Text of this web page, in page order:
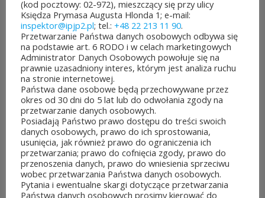
województwa mazowieckiego
po...
CZYTAJ DALEJ
JUBILEUSZOWE XXV MISTRZOSTWA POLSKI
DUCHOWIEŃSTWA W SZACHACH
KLASYCZNYCH.
10 lipca&7b19p;2026
W dniach 6–10 lipca 2026 r. w
(kod pocztowy: 02-972), mieszczący się przy ulicy
Księdza Prymasa Augusta Hlonda 1; e-mail:
inspektor@ipjp2.pl; tel.: +48 22 213 11 90.
Przetwarzanie Państwa danych osobowych odbywa się
na podstawie art. 6 RODO i w celach marketingowych
Administrator Danych Osobowych powołuje się na
prawnie uzasadniony interes, którym jest analiza ruchu
na stronie internetowej.
Państwa dane osobowe będą przechowywane przez
okres od 30 dni do 5 lat lub do odwołania zgody na
przetwarzanie danych osobowych.
Posiadają Państwo prawo dostępu do treści swoich
danych osobowych, prawo do ich sprostowania,
usunięcia, jak również prawo do ograniczenia ich
przetwarzania; prawo do cofnięcia zgody, prawo do
przenoszenia danych, prawo do wniesienia sprzeciwu
wobec przetwarzania Państwa danych osobowych.
Pytania i ewentualne skargi dotyczące przetwarzania
Państwa danych osobowych prosimy kierować do